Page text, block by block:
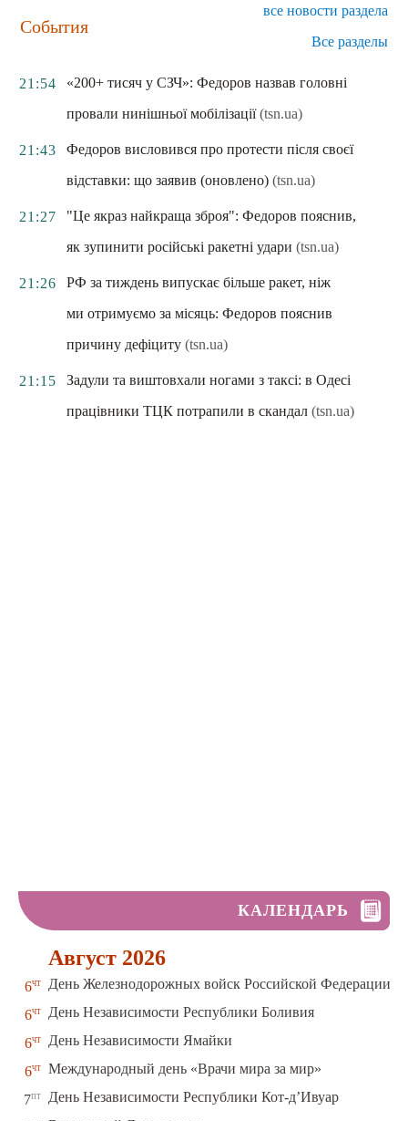
События
все новости раздела
Все разделы
21:54
«200+ тисяч у СЗЧ»: Федоров назвав головні
провали нинішньої мобілізації (tsn.ua)
21:43
Федоров висловився про протести після своєї
відставки: що заявив (оновлено) (tsn.ua)
21:27
"Це якраз найкраща зброя": Федоров пояснив,
як зупинити російські ракетні удари (tsn.ua)
21:26
РФ за тиждень випускає більше ракет, ніж
ми отримуємо за місяць: Федоров пояснив
причину дефіциту (tsn.ua)
21:15
Задули та виштовхали ногами з таксі: в Одесі
працівники ТЦК потрапили в скандал (tsn.ua)
КАЛЕНДАРЬ
Август 2026
6чт День Железнодорожных войск Российской Федерации
6чт День Независимости Республики Боливия
6чт День Независимости Ямайки
6чт Международный день «Врачи мира за мир»
7пт День Независимости Республики Кот-д’Ивуар